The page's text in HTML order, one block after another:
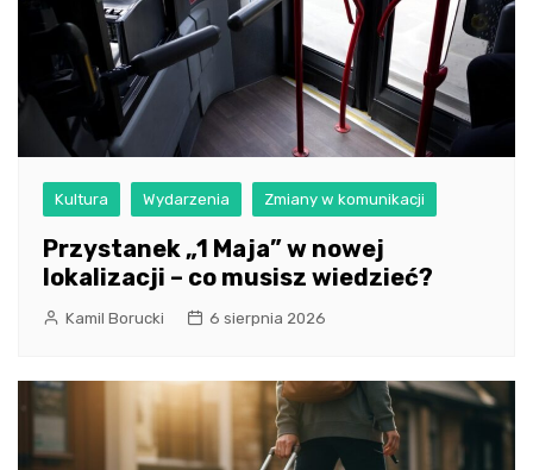
Kultura Wydarzenia Zmiany w komunikacji
Przystanek „1 Maja” w nowej
lokalizacji – co musisz wiedzieć?
Kamil Borucki 6 sierpnia 2026